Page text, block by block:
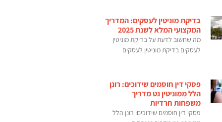
בדיקת מוניטין לעסקים: המדריך
המקצועי המלא לשנת 2025
מה שחשוב לדעת על בדיקת מוניטין
לעסקים בדיקת מוניטין לעסקים
פסקי דין חוסמים שידוכים: רונן
הלל ממוניטין נט מדריך
משפחות חרדיות
פסקי דין חוסמים שידוכים: רונן הלל